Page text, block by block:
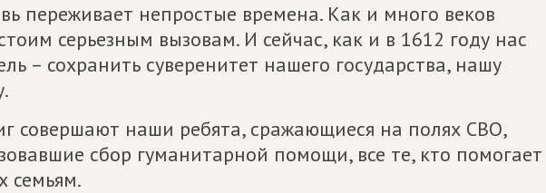
переживает непростые времена. Как и много веков
серьезным вызовам. И сейчас, как и в 1612 году нас
– сохранить суверенитет нашего государства, нашу
совершают наши ребята, сражающиеся на полях СВО,
сбор гуманитарной помощи, все те, кто помогает
семьям.